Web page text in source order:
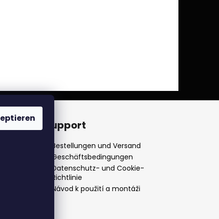
Support
Bestellungen und Versand
Geschäftsbedingungen
Datenschutz- und Cookie-
Richtlinie
Návod k použití a montáži